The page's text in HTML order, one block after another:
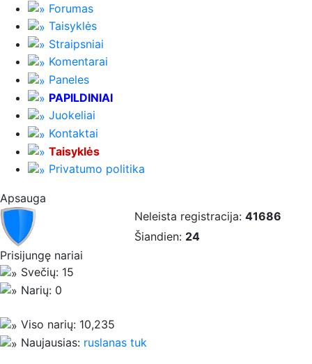
Forumas
Taisyklės
Straipsniai
Komentarai
Paneles
PAPILDINIAI
Juokeliai
Kontaktai
Taisyklės
Privatumo politika
Apsauga
Neleista registracija: 41686
Šiandien: 24
Prisijungę nariai
Svečių: 15
Narių: 0
Viso narių: 10,235
Naujausias: ruslanas tuk